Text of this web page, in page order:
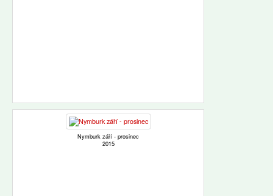
Nymburk září - prosinec
2015